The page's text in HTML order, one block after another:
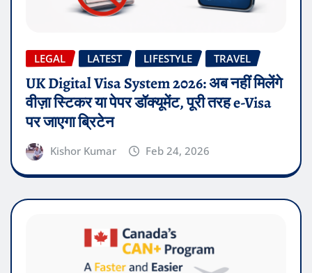
LEGAL LATEST LIFESTYLE TRAVEL
UK Digital Visa System 2026: अब नहीं मिलेंगे
वीज़ा स्टिकर या पेपर डॉक्यूमेंट, पूरी तरह e-Visa
पर जाएगा ब्रिटेन
Kishor Kumar Feb 24, 2026